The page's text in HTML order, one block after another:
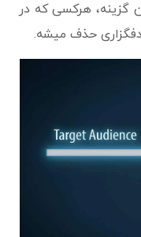
گزینه، هرکسی که در
حذف میشه.